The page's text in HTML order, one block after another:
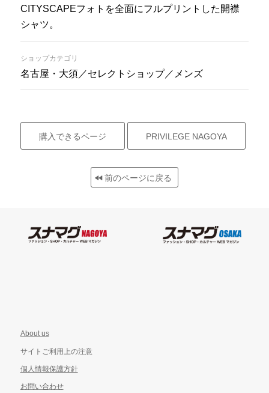
CITYSCAPEフォトを全面にフルプリントした開襟
シャツ。
ショップカテゴリ
名古屋・大須／セレクトショップ／メンズ
購入できるページ PRIVILEGE NAGOYA
前のページに戻る
About us
サイトご利用上の注意
個人情報保護方針
お問い合わせ